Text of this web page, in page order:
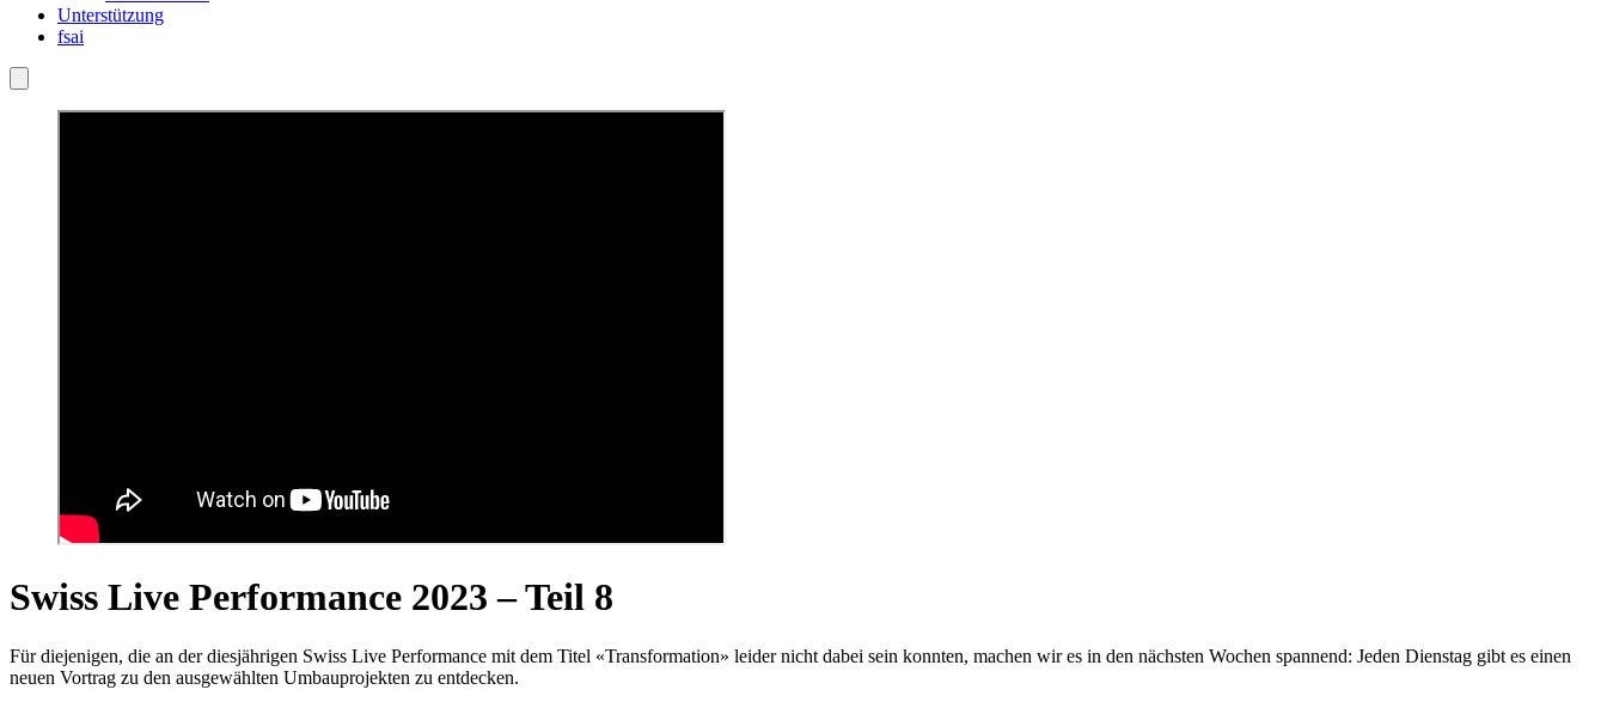
Unterstützung
fsai
Swiss Live Performance 2023 – Teil 8
Für diejenigen, die an der diesjährigen Swiss Live Performance mit dem Titel «Transformation» leider nicht dabei sein konnten, machen wir es in den nächsten Wochen spannend: Jeden Dienstag gibt es einen
neuen Vortrag zu den ausgewählten Umbauprojekten zu entdecken.